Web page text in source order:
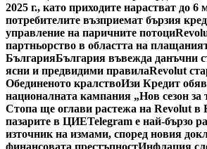
2025 г., като приходите нарастват до 6
потребителите възприемат бързия
управление на паричните потоци
партньорство в областта на
БългарияБългария въвежда данъчни
ясни и предвидими правилаRevolut
Обединеното кралствоИзи Кредит
националната кампания „Нов сезон за
Стопа ще оглави растежа на Revolut в
пазарите в ЦИЕTelegram е най-бързо
източник на измами, според новия